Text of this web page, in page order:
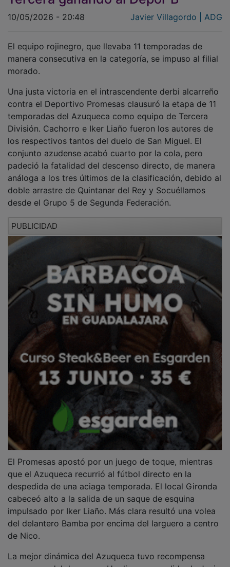
10/05/2026 - 20:48 Javier Villagordo | ADG
manera consecutiva en la categoría, se impuso al filial
morado.
contra el Deportivo Promesas clausuró la etapa de 11
temporadas del Azuqueca como equipo de Tercera
División. Cachorro e Iker Liaño fueron los autores de
los respectivos tantos del duelo de San Miguel. El
conjunto azudense acabó cuarto por la cola, pero
padeció la fatalidad del descenso directo, de manera
análoga a los tres últimos de la clasificación, debido al
doble arrastre de Quintanar del Rey y Socuéllamos
desde el Grupo 5 de Segunda Federación.
que el Azuqueca recurrió al fútbol directo en la
despedida de una aciaga temporada. El local Gironda
cabeceó alto a la salida de un saque de esquina
impulsado por Iker Liaño. Más clara resultó una volea
del delantero Bamba por encima del larguero a centro
de Nico.
muy cerca del descanso. Un disparo mordido de Javi